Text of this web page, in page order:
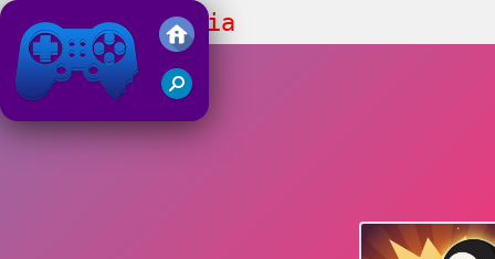
Friv
Pool Merge Mania